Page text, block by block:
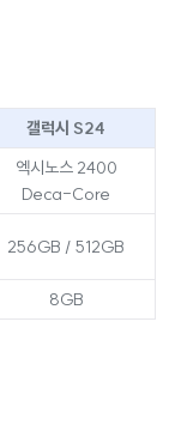
갤럭시 S24
엑시노스 2400
Deca-Core
256GB / 512GB
8GB